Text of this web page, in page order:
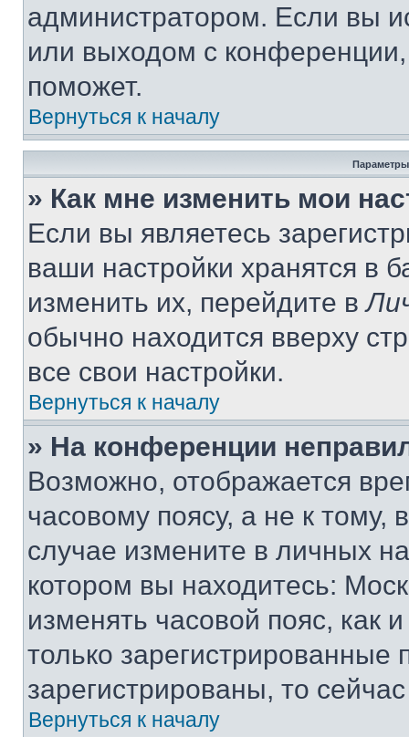
администратором. Если вы
или выходом с
поможет.
Вернуться к началу
Параметры
» Как мне изменить мои
Если вы являетесь
ваши настройки хранятся в
изменить их, перейдите в
обычно находится вверху
все свои настройки.
Вернуться к началу
» На конференции
Возможно, отображается
часовому поясу, а не к тому,
случае измените в личных
котором вы находитесь:
изменять часовой пояс, как
только
зарегистрированы, то
Вернуться к началу